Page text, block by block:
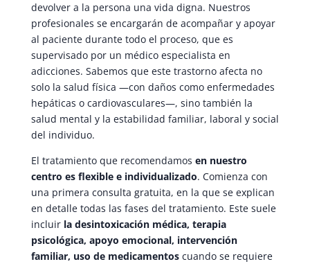
devolver a la persona una vida digna. Nuestros
profesionales se encargarán de acompañar y apoyar
al paciente durante todo el proceso, que es
supervisado por un médico especialista en
adicciones. Sabemos que este trastorno afecta no
solo la salud física —con daños como enfermedades
hepáticas o cardiovasculares—, sino también la
salud mental y la estabilidad familiar, laboral y social
del individuo.
El tratamiento que recomendamos en nuestro
centro es flexible e individualizado. Comienza con
una primera consulta gratuita, en la que se explican
en detalle todas las fases del tratamiento. Este suele
incluir la desintoxicación médica, terapia
psicológica, apoyo emocional, intervención
familiar, uso de medicamentoscuando se requiere